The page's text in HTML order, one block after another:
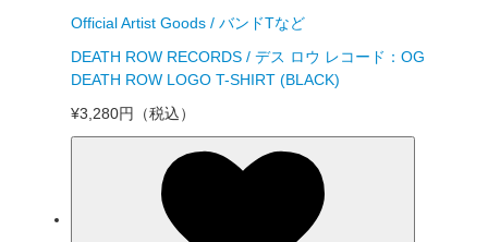
Official Artist Goods / バンドTなど
DEATH ROW RECORDS / デス ロウ レコード：OG
DEATH ROW LOGO T-SHIRT (BLACK)
¥3,280円
（税込）